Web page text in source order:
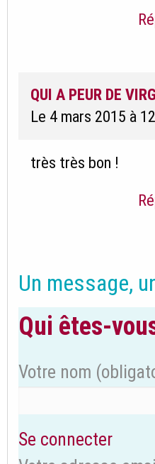
QUI A PEUR DE
Le 4 mars 2015 à
très très bon !
Un message,
Qui êtes-
Votre nom
Se connecter